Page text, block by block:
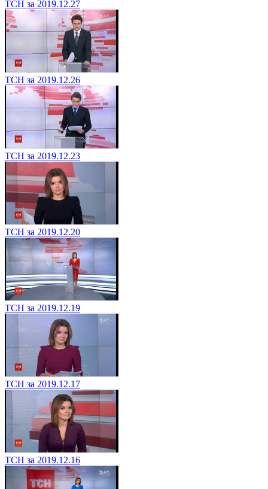
ТСН за 2019.12.27
ТСН за 2019.12.26
ТСН за 2019.12.23
ТСН за 2019.12.20
ТСН за 2019.12.19
ТСН за 2019.12.17
ТСН за 2019.12.16